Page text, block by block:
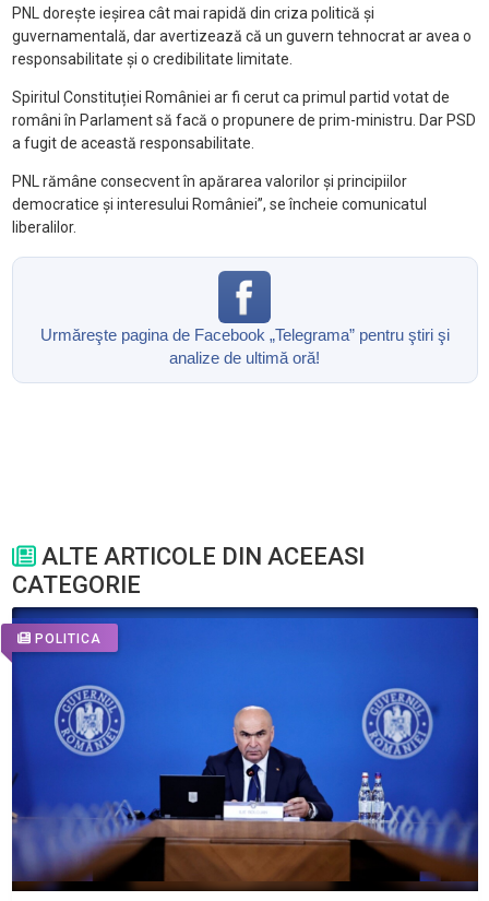
PNL dorește ieșirea cât mai rapidă din criza politică și
guvernamentală, dar avertizează că un guvern tehnocrat ar avea o
responsabilitate și o credibilitate limitate.
Spiritul Constituției României ar fi cerut ca primul partid votat de
români în Parlament să facă o propunere de prim-ministru. Dar PSD
a fugit de această responsabilitate.
PNL rămâne consecvent în apărarea valorilor și principiilor
democratice și interesului României”, se încheie comunicatul
liberalilor.
Urmăreşte pagina de Facebook „Telegrama” pentru ştiri şi
analize de ultimă oră!
ALTE ARTICOLE DIN ACEEASI
CATEGORIE
POLITICA